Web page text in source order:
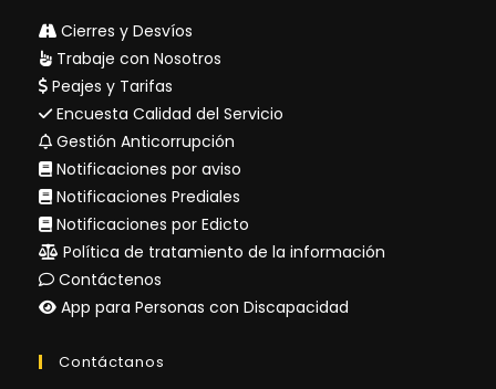
Cierres y Desvíos
Trabaje con Nosotros
Peajes y Tarifas
Encuesta Calidad del Servicio
Gestión Anticorrupción
Notificaciones por aviso
Notificaciones Prediales
Notificaciones por Edicto
Política de tratamiento de la información
Contáctenos
App para Personas con Discapacidad
Contáctanos